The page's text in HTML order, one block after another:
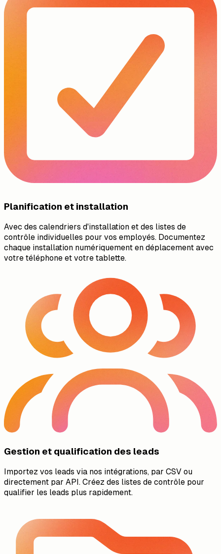
Planification et installation
Avec des calendriers d'installation et des listes de
contrôle individuelles pour vos employés. Documentez
chaque installation numériquement en déplacement avec
votre téléphone et votre tablette.
Gestion et qualification des leads
Importez vos leads via nos intégrations, par CSV ou
directement par API. Créez des listes de contrôle pour
qualifier les leads plus rapidement.